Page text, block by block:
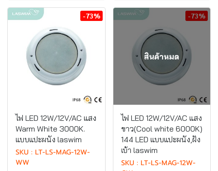
-73%
ไฟ LED 12W/12V/AC แสง
Warm White 3000K.
แบบแปะผนัง laswim
SKU : LT-LS-MAG-12W-
WW
-73%
สินค้าหมด
ไฟ LED 12W/12V/AC แสง
ขาว(Cool white 6000K)
144 LED แบบแปะผนัง,ฝัง
เบ้า laswim
SKU : LT-LS-MAG-12W-